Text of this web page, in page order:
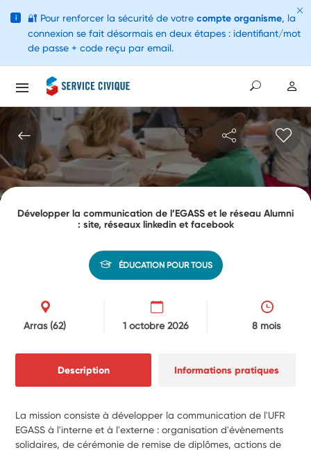
Développer la communication de l’EGASS et le réseau Alumni
: site, réseaux linkedin et facebook
ÉDUCATION POUR TOUS
Arras(62) 1 octobre 2026 8 mois
Description Informations pratiques
La mission consiste à développer la communication de l'UFR
EGASS à l'interne et à l'externe : organisation d'évènements
solidaires, de cérémonie de remise de diplômes, actions de
i 🔐 Pour renforcer la sécurité de votre compte organisme, la
connexion se fait désormais en deux étapes : identifiant/mot
de passe + code reçu par email.